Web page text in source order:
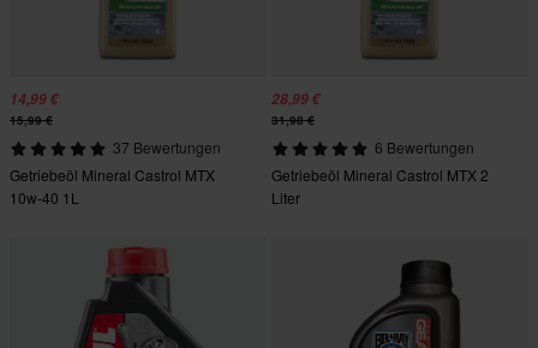
14,99 €
15,99 €
37 Bewertungen
Getriebeöl Mineral Castrol MTX
10w-40 1L
28,99 €
31,98 €
6 Bewertungen
Getriebeöl Mineral Castrol MTX 2
Liter